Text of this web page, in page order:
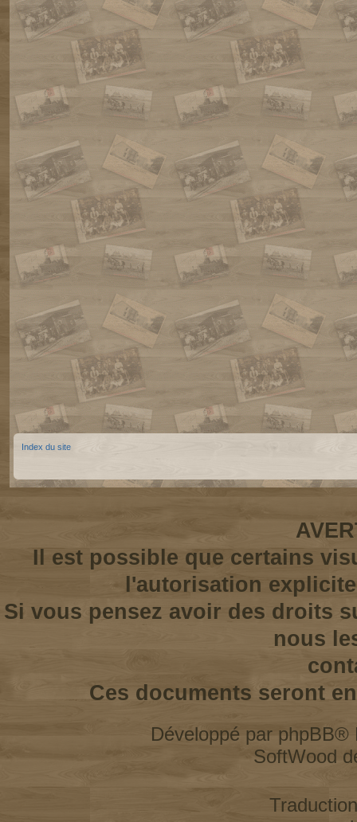
Index du site
Il est possible que certains
l'autorisation
Si vous pensez avoir des droits
nous
Ces documents seront
Développé par phpBB®
SoftWood